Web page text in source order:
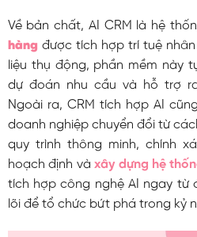
Về bản chất, AI CRM là hệ
hàng được tích hợp trí tuệ
liệu thụ động, phần mềm này
dự đoán nhu cầu và hỗ trợ
Ngoài ra, CRM tích hợp AI
doanh nghiệp chuyển đổi từ
quy trình thông minh, chính
hoạch định vàxây dựng hệ
tích hợp công nghệ AI ngay từ
lõi để tổ chức bứt phá trong kỷ